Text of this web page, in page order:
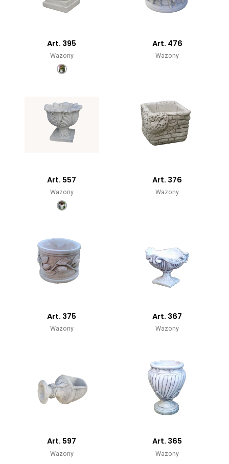
Art. 395
Wazony
Art. 476
Wazony
Art. 557
Wazony
Art. 376
Wazony
Art. 375
Wazony
Art. 367
Wazony
Art. 597
Wazony
Art. 365
Wazony